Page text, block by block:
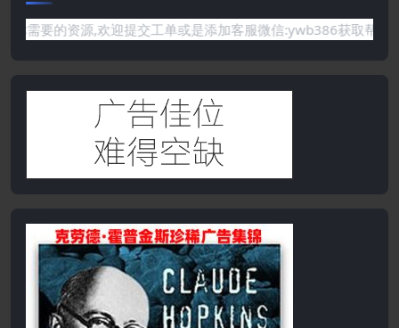
要的资源,欢迎提交工单或是添加客服微信:ywb386获取帮助！